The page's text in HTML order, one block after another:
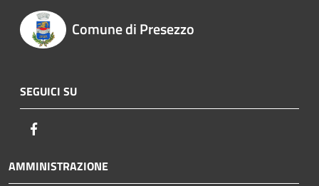
Comune di Presezzo
SEGUICI SU
AMMINISTRAZIONE